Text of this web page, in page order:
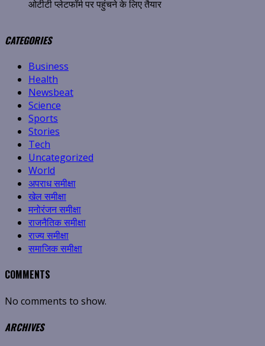
ओटीटी प्लेटफॉर्म पर पहुंचने के लिए तैयार
CATEGORIES
Business
Health
Newsbeat
Science
Sports
Stories
Tech
Uncategorized
World
अपराध समीक्षा
खेल समीक्षा
मनोरंजन समीक्षा
राजनैतिक समीक्षा
राज्य समीक्षा
समाजिक समीक्षा
COMMENTS
No comments to show.
ARCHIVES